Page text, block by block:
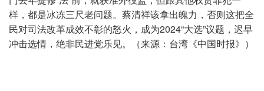
样，都是冰冻三尺老问题。蔡清祥该拿出魄力，否则这把全
民对司法改革成效不彰的怒火，成为2024“大选”议题，迟早
冲击选情，绝非民进党乐见。（来源：台湾《中国时报》）